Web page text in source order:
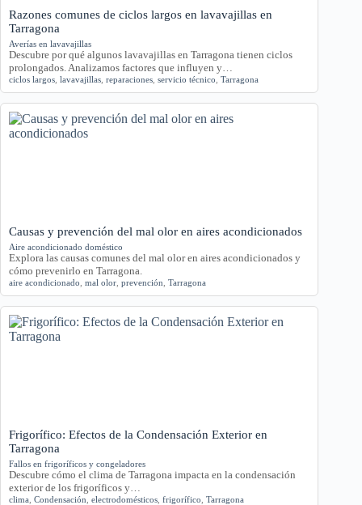
Razones comunes de ciclos largos en lavavajillas en
Tarragona
Averías en lavavajillas
Descubre por qué algunos lavavajillas en Tarragona tienen ciclos
prolongados. Analizamos factores que influyen y…
ciclos largos lavavajillas reparaciones servicio técnico Tarragona
Causas y prevención del mal olor en aires acondicionados
Aire acondicionado doméstico
Explora las causas comunes del mal olor en aires acondicionados y
cómo prevenirlo en Tarragona.
aire acondicionado mal olor prevención Tarragona
Frigorífico: Efectos de la Condensación Exterior en
Tarragona
Fallos en frigoríficos y congeladores
Descubre cómo el clima de Tarragona impacta en la condensación
exterior de los frigoríficos y…
clima Condensación electrodomésticos frigorífico Tarragona